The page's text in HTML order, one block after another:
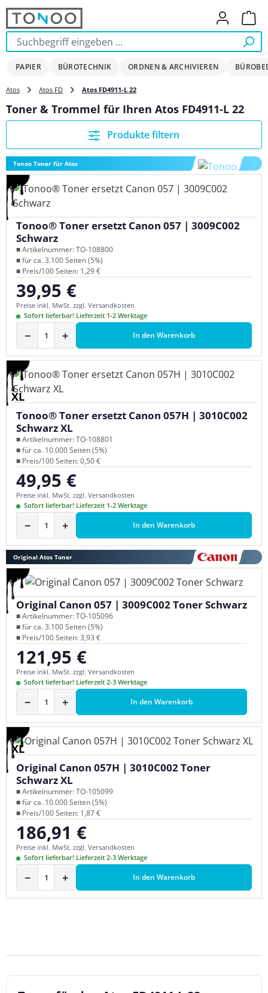
Zum Hauptinhalt springen
PAPIER BÜROTECHNIK ORDNEN & ARCHIVIEREN
Atos Atos FD Atos FD4911-L 22
Toner & Trommel für Ihren Atos FD4911-L 22
Produkte filtern
Tonoo Toner für Atos
Tonoo® Toner ersetzt Canon 057 | 3009C002
Schwarz
■ Artikelnummer: TO-108800
■ für ca. 3.100 Seiten (5%)
■ Preis/100 Seiten: 1,29 €
Regulärer Preis:
39,95 €
Preise inkl. MwSt. zzgl. Versandkosten
Sofort lieferbar! Lieferzeit 1-2 Werktage
− + In den Warenkorb
XL
Tonoo® Toner ersetzt Canon 057H | 3010C002
Schwarz XL
■ Artikelnummer: TO-108801
■ für ca. 10.000 Seiten (5%)
■ Preis/100 Seiten: 0,50 €
Regulärer Preis:
49,95 €
Preise inkl. MwSt. zzgl. Versandkosten
Sofort lieferbar! Lieferzeit 1-2 Werktage
− + In den Warenkorb
Original Atos Toner
Original Canon 057 | 3009C002 Toner Schwarz
■ Artikelnummer: TO-105096
■ für ca. 3.100 Seiten (5%)
■ Preis/100 Seiten: 3,93 €
Regulärer Preis:
121,95 €
Preise inkl. MwSt. zzgl. Versandkosten
Sofort lieferbar! Lieferzeit 2-3 Werktage
− + In den Warenkorb
XL
Original Canon 057H | 3010C002 Toner
Schwarz XL
■ Artikelnummer: TO-105099
■ für ca. 10.000 Seiten (5%)
■ Preis/100 Seiten: 1,87 €
Regulärer Preis:
186,91 €
Preise inkl. MwSt. zzgl. Versandkosten
Sofort lieferbar! Lieferzeit 2-3 Werktage
− + In den Warenkorb